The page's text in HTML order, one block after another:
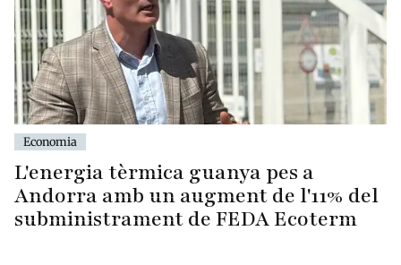
Economia
L'energia tèrmica guanya pes a
Andorra amb un augment de l'11% del
subministrament de FEDA Ecoterm